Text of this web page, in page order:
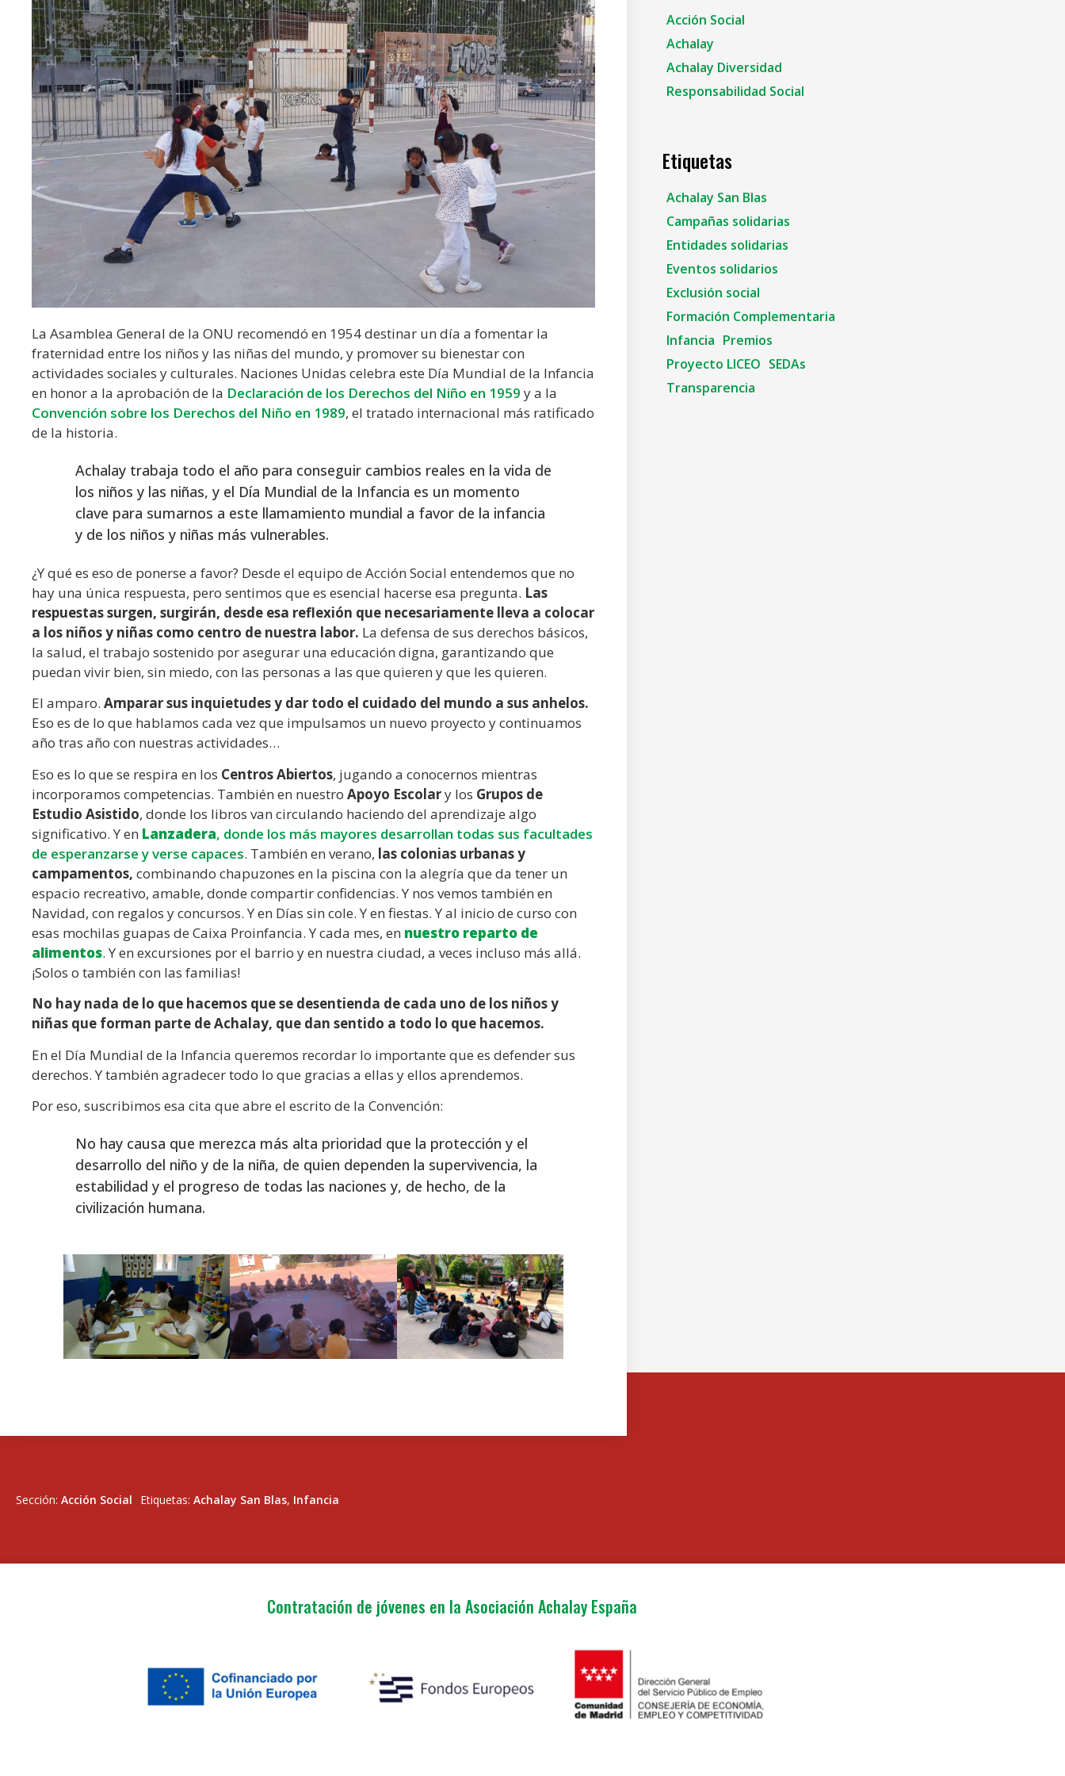
La Asamblea General de la ONU recomendó en 1954 destinar un día a fomentar la
fraternidad entre los niños y las niñas del mundo, y promover su bienestar con
actividades sociales y culturales. Naciones Unidas celebra este Día Mundial de la Infancia
en honor a la aprobación de la Declaración de los Derechos del Niño en 1959 y a la
Convención sobre los Derechos del Niño en 1989, el tratado internacional más ratificado
de la historia.
Achalay trabaja todo el año para conseguir cambios reales en la vida de
los niños y las niñas, y el Día Mundial de la Infancia es un momento
clave para sumarnos a este llamamiento mundial a favor de la infancia
y de los niños y niñas más vulnerables.
¿Y qué es eso de ponerse a favor? Desde el equipo de Acción Social entendemos que no
hay una única respuesta, pero sentimos que es esencial hacerse esa pregunta. Las
respuestas surgen, surgirán, desde esa reflexión que necesariamente lleva a colocar
a los niños y niñas como centro de nuestra labor. La defensa de sus derechos básicos,
la salud, el trabajo sostenido por asegurar una educación digna, garantizando que
puedan vivir bien, sin miedo, con las personas a las que quieren y que les quieren.
El amparo. Amparar sus inquietudes y dar todo el cuidado del mundo a sus anhelos.
Eso es de lo que hablamos cada vez que impulsamos un nuevo proyecto y continuamos
año tras año con nuestras actividades…
Eso es lo que se respira en los Centros Abiertos, jugando a conocernos mientras
incorporamos competencias. También en nuestro Apoyo Escolary los Grupos de
Estudio Asistido, donde los libros van circulando haciendo del aprendizaje algo
significativo. Y en Lanzadera, donde los más mayores desarrollan todas sus facultades
de esperanzarse y verse capaces. También en verano, las colonias urbanas y
campamentos, combinando chapuzones en la piscina con la alegría que da tener un
espacio recreativo, amable, donde compartir confidencias. Y nos vemos también en
Navidad, con regalos y concursos. Y en Días sin cole. Y en fiestas. Y al inicio de curso con
esas mochilas guapas de Caixa Proinfancia. Y cada mes, en nuestro reparto de
alimentos. Y en excursiones por el barrio y en nuestra ciudad, a veces incluso más allá.
¡Solos o también con las familias!
No hay nada de lo que hacemos que se desentienda de cada uno de los niños y
niñas que forman parte de Achalay, que dan sentido a todo lo que hacemos.
En el Día Mundial de la Infancia queremos recordar lo importante que es defender sus
derechos. Y también agradecer todo lo que gracias a ellas y ellos aprendemos.
Por eso, suscribimos esa cita que abre el escrito de la Convención:
No hay causa que merezca más alta prioridad que la protección y el
desarrollo del niño y de la niña, de quien dependen la supervivencia, la
estabilidad y el progreso de todas las naciones y, de hecho, de la
civilización humana.
Acción Social
Achalay
Achalay Diversidad
Responsabilidad Social
Etiquetas
Achalay San Blas
Campañas solidarias
Entidades solidarias
Eventos solidarios
Exclusión social
Formación Complementaria
Infancia Premios
Proyecto LICEO SEDAs
Transparencia
Sección: Acción Social Etiquetas: Achalay San Blas, Infancia
Contratación de jóvenes en la Asociación Achalay España